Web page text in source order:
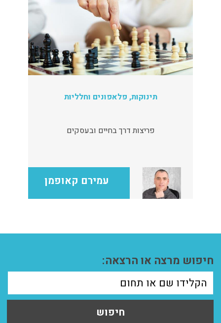
תינוקות, פלאפונים וחלליות
פריצות דרך בחיים ובעסקים
עמירם קאופמן
חיפוש מרצה או הרצאה:
חיפוש